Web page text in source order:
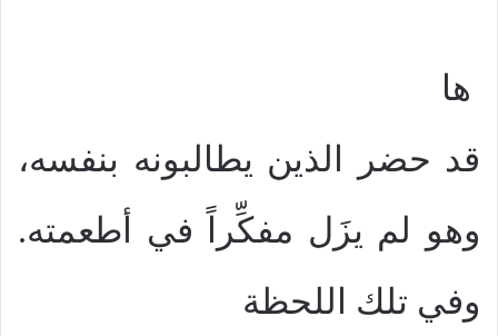
ها
قد حضر الذين يطالبونه بنفسه،
وهو لم يزَل مفكِّراً في أطعمته.
وفي تلك اللحظة